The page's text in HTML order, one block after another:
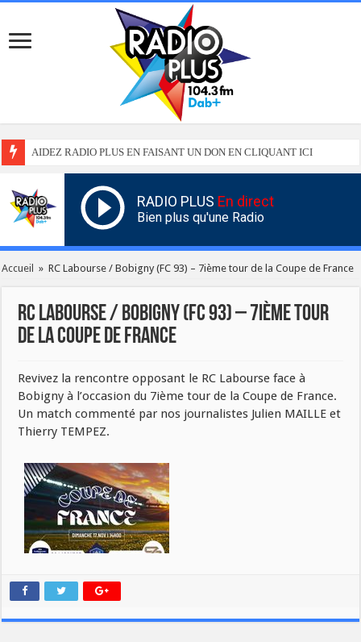
AIDEZ RADIO PLUS EN FAISANT UN DON EN CLIQUANT ICI
RADIO PLUS En direct
Bien plus qu'une Radio
Accueil » RC Labourse / Bobigny (FC 93) – 7ième tour de la Coupe de France
RC Labourse / Bobigny (FC 93) – 7ième tour
de la Coupe de France
Revivez la rencontre opposant le RC Labourse face à
Bobigny à l’occasion du 7ième tour de la Coupe de France.
Un match commenté par nos journalistes Julien MAILLE et
Thierry TEMPEZ.